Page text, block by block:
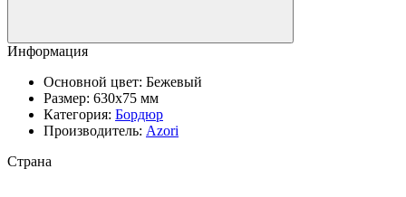
Информация
Основной цвет: Бежевый
Размер: 630x75 мм
Категория: Бордюр
Производитель: Azori
Страна